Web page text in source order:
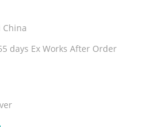
China
days Ex Works After Order